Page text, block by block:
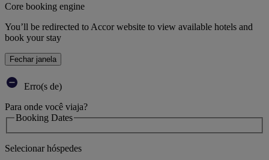
Core booking engine
You’ll be redirected to Accor website to view available hotels and
book your stay
Fechar janela
Erro(s de)
Para onde você viaja?
Booking Dates
Selecionar hóspedes